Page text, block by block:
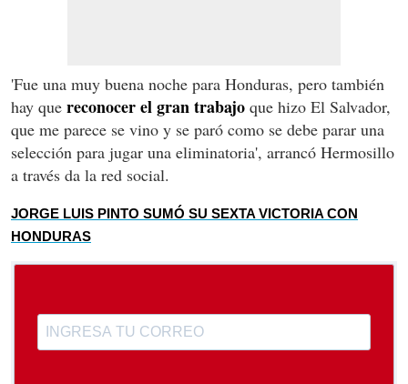
'Fue una muy buena noche para Honduras, pero también
hay que reconocer el gran trabajo que hizo El Salvador,
que me parece se vino y se paró como se debe parar una
selección para jugar una eliminatoria', arrancó Hermosillo
a través da la red social.
JORGE LUIS PINTO SUMÓ SU SEXTA VICTORIA CON
HONDURAS